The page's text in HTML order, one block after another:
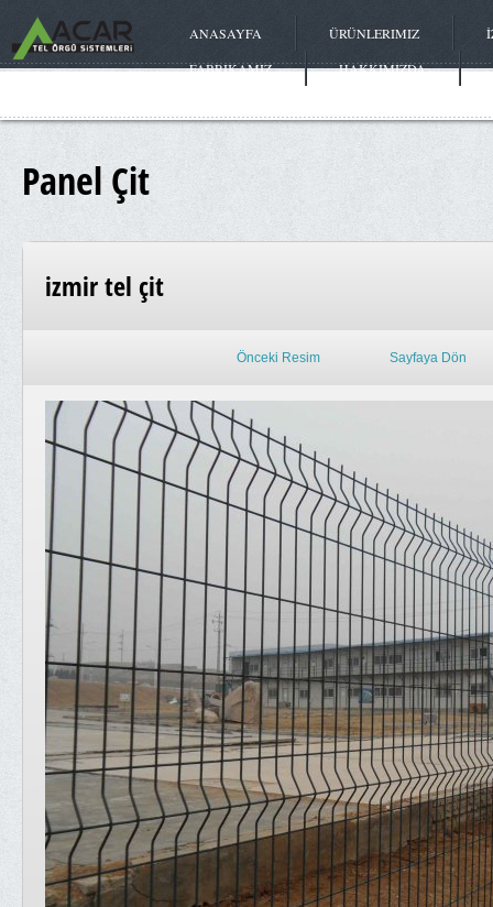
ANASAYFA ÜRÜNLERIMIZ
FABRIKAMIZ
HAKKIMIZDA
Panel Çit
izmir tel çit
Önceki Resim Sayfaya Dön